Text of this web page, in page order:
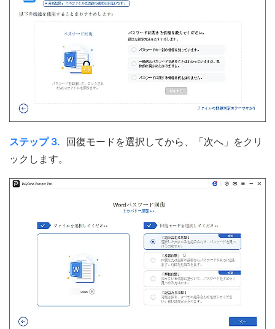
ステップ 3. 回復モードを選択してから、「次へ」をクリ
ックします。